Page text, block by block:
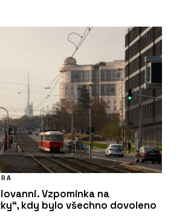
Vzpomínka na
kdy bylo všechno dovoleno